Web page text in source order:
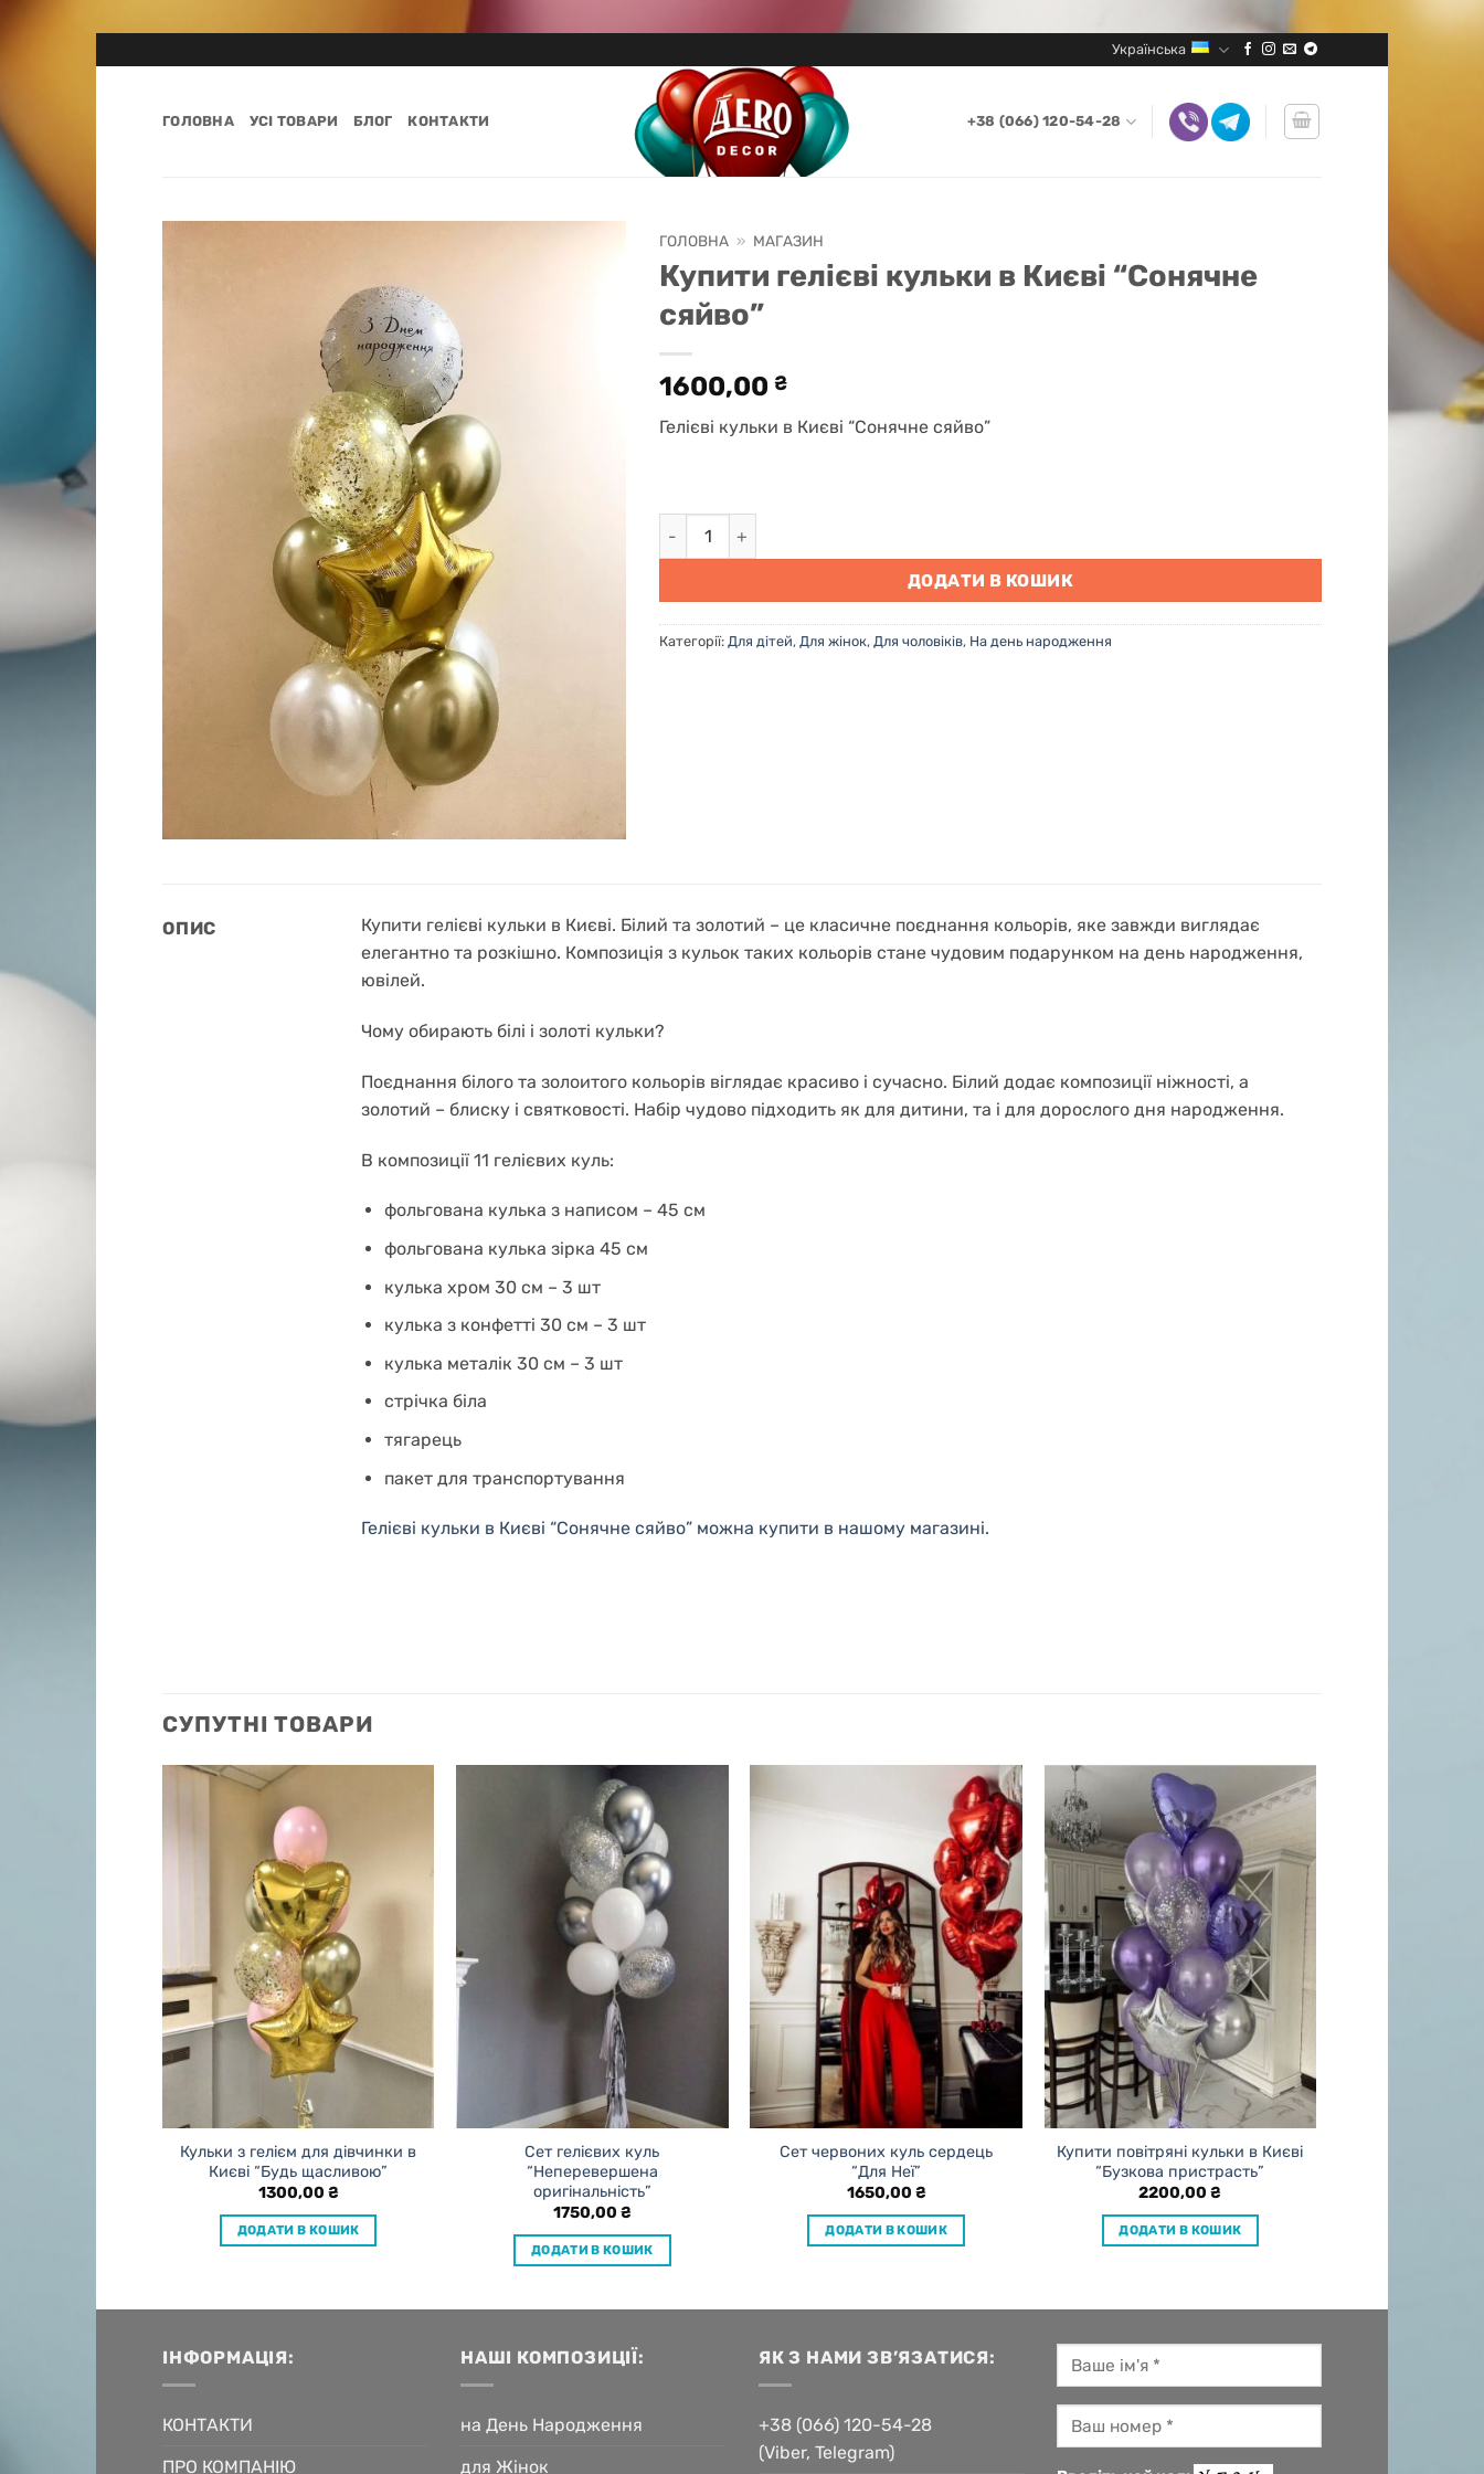
Українська
ГОЛОВНА УСІ ТОВАРИ БЛОГ КОНТАКТИ +38 (066) 120-54-28
ГОЛОВНА » МАГАЗИН
Купити гелієві кульки в Києві “Сонячне
сяйво”
1600,00 ₴
Гелієві кульки в Києві “Сонячне сяйво”
Купити гелієві кульки в Києві "Сонячне сяйво" кількість
ДОДАТИ В КОШИК
Категорії: Для дітей, Для жінок, Для чоловіків, На день народження
ОПИС
Купити гелієві кульки в Києві. Білий та золотий – це класичне поєднання кольорів, яке завжди виглядає
елегантно та розкішно. Композиція з кульок таких кольорів стане чудовим подарунком на день народження,
ювілей.
Чому обирають білі і золоті кульки?
Поєднання білого та золоитого кольорів віглядає красиво і сучасно. Білий додає композиції ніжності, а
золотий – блиску і святковості. Набір чудово підходить як для дитини, та і для дорослого дня народження.
В композиції 11 гелієвих куль:
фольгована кулька з написом – 45 см
фольгована кулька зірка 45 см
кулька хром 30 см – 3 шт
кулька з конфетті 30 см – 3 шт
кулька металік 30 см – 3 шт
стрічка біла
тягарець
пакет для транспортування
Гелієві кульки в Києві “Сонячне сяйво” можна купити в нашому магазині.
СУПУТНІ ТОВАРИ
Кульки з гелієм для дівчинки в
Києві “Будь щасливою”
1300,00 ₴
ДОДАТИ В КОШИК
Сет гелієвих куль
“Неперевершена
оригінальність”
1750,00 ₴
ДОДАТИ В КОШИК
Сет червоних куль сердець
“Для Неї”
1650,00 ₴
ДОДАТИ В КОШИК
Купити повітряні кульки в Києві
“Бузкова пристрасть”
2200,00₴
ДОДАТИ В КОШИК
ІНФОРМАЦІЯ:
КОНТАКТИ
ПРО КОМПАНІЮ
НАШІ КОМПОЗИЦІЇ:
на День Народження
для Жінок
ЯК З НАМИ ЗВ’ЯЗАТИСЯ:
+38 (066) 120-54-28
(Viber, Telegram)